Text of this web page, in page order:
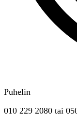
Puhelin
010 229 2080 tai